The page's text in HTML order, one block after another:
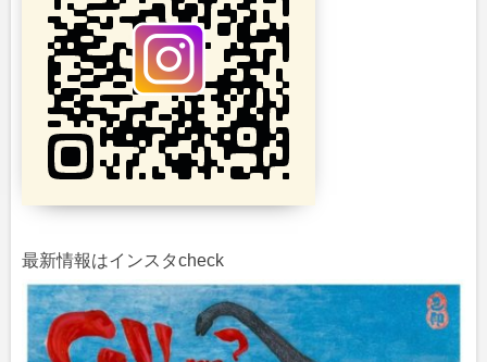
最新情報はインスタcheck